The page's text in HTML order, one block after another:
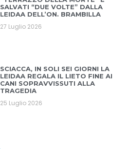
SALVATI “DUE VOLTE” DALLA
LEIDAA DELL’ON. BRAMBILLA
27 Luglio 2026
SCIACCA, IN SOLI SEI GIORNI LA
LEIDAA REGALA IL LIETO FINE AI
CANI SOPRAVVISSUTI ALLA
TRAGEDIA
25 Luglio 2026